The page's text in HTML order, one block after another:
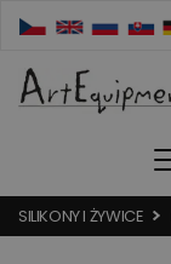
SILIKONY I ŻYWICE